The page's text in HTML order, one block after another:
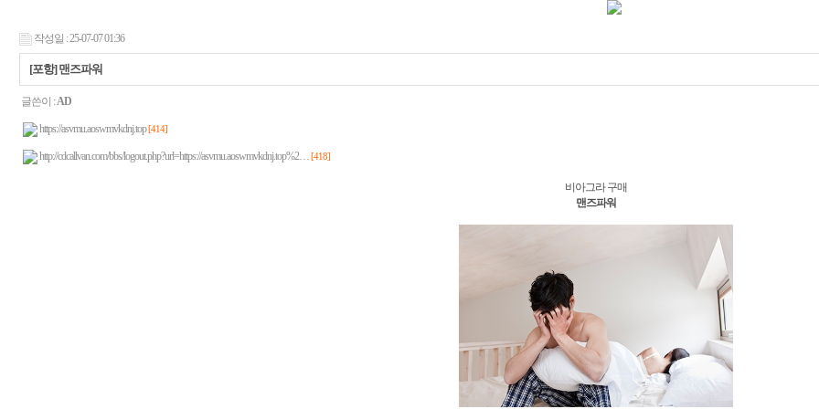
작성일 : 25-07-07 01:36
[포항] 맨즈파워
글쓴이 :AD
https://asvmu.aoswmvkdnj.top [414]
http://cdcallvan.com/bbs/logout.php?url=https://asvmu.aoswmvkdnj.top%2… [418]
비아그라 구매
맨즈파워